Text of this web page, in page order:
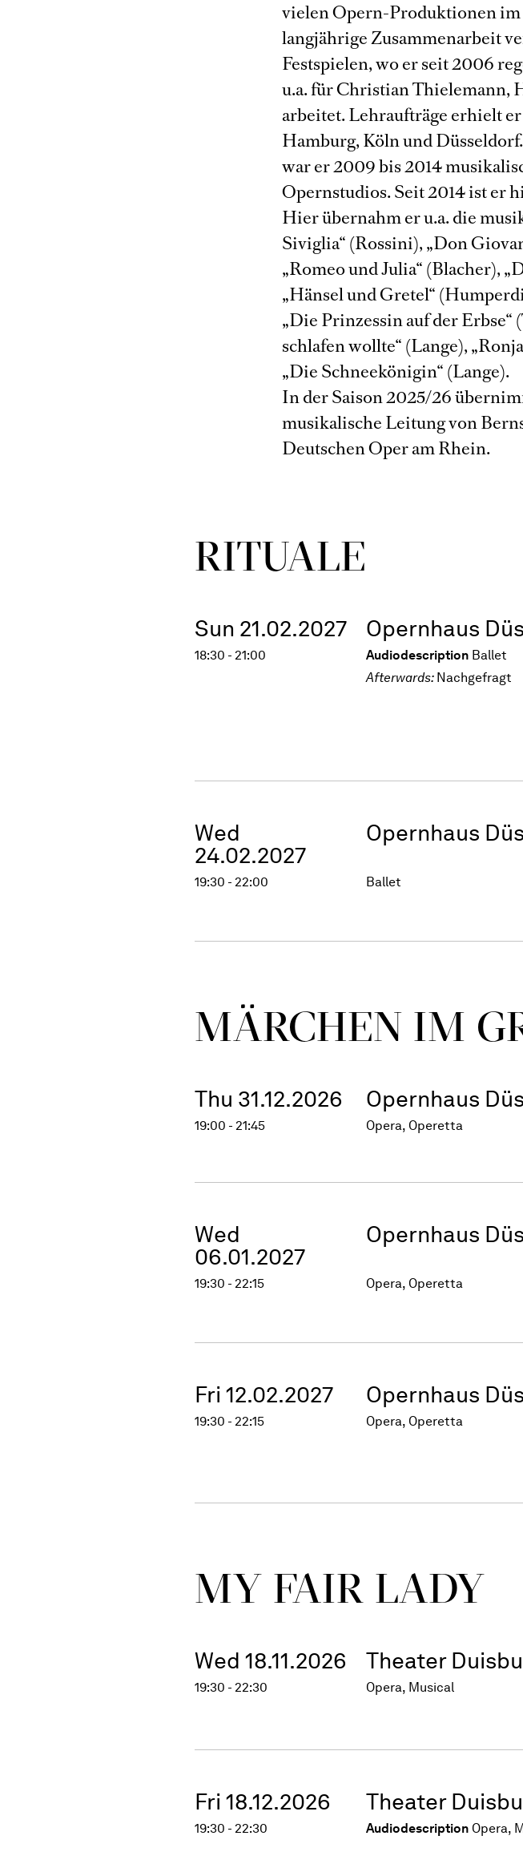
vielen Opern-Produktionen
langjährige Zusammenarbeit
Festspielen, wo er seit 2006
u.a. für Christian Thielemann,
arbeitet. Lehraufträge erhielt
Hamburg, Köln und
war er 2009 bis 2014
Opernstudios. Seit 2014 ist er
Hier übernahm er u.a. die
Siviglia“ (Rossini), „Don
„Romeo und Julia“ (Blacher),
„Hänsel und Gretel“
„Die Prinzessin auf der Erbse“
schlafen wollte“ (Lange),
„Die Schneekönigin“ (Lange).
In der Saison 2025/26
musikalische Leitung von
Deutschen Oper am Rhein.
RITUALE
Sun 21.02.2027 Opernhaus
18:30 - 21:00 Audiodescription Ballet
Afterwards: Nachgefragt
Wed
24.02.2027
Opernhaus
19:30 - 22:00 Ballet
MÄRCHEN IM
Thu 31.12.2026 Opernhaus
19:00 - 21:45 Opera, Operetta
Wed
06.01.2027
Opernhaus
19:30 - 22:15 Opera, Operetta
Fri 12.02.2027 Opernhaus
19:30 - 22:15 Opera, Operetta
MY FAIR LADY
Wed 18.11.2026 Theater
19:30 - 22:30 Opera, Musical
Fri 18.12.2026 Theater
19:30 - 22:30 Audiodescription Opera,